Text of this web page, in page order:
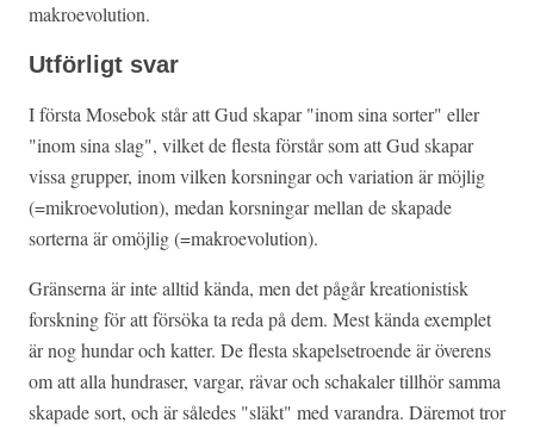
makroevolution.
Utförligt svar
I första Mosebok står att Gud skapar "inom sina sorter" eller
"inom sina slag", vilket de flesta förstår som att Gud skapar
vissa grupper, inom vilken korsningar och variation är möjlig
(=mikroevolution), medan korsningar mellan de skapade
sorterna är omöjlig (=makroevolution).
Gränserna är inte alltid kända, men det pågår kreationistisk
forskning för att försöka ta reda på dem. Mest kända exemplet
är nog hundar och katter. De flesta skapelsetroende är överens
om att alla hundraser, vargar, rävar och schakaler tillhör samma
skapade sort, och är således "släkt" med varandra. Däremot tror